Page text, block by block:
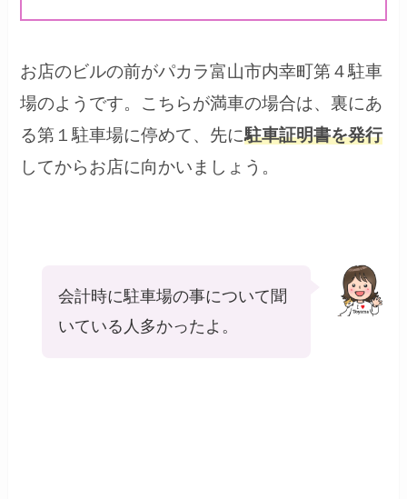
お店のビルの前がパカラ富山市内幸町第４駐車
場のようです。こちらが満車の場合は、裏にあ
る第１駐車場に停めて、先に駐車証明書を発行
してからお店に向かいましょう。
会計時に駐車場の事について聞
いている人多かったよ。